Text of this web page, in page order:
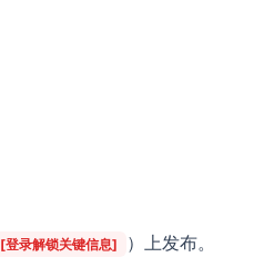
[登录解锁关键信息]
）上发布。